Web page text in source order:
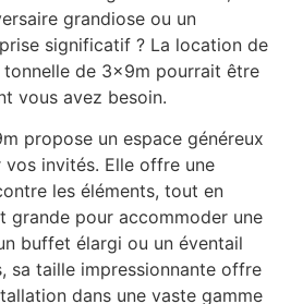
grandiose ou un
significatif ? La location de
tonnelle de 3x9m pourrait être
vous avez besoin.
propose un espace généreux
invités. Elle offre une
les éléments, tout en
grande pour accommoder une
buffet élargi ou un éventail
sa taille impressionnante offre
dans une vaste gamme